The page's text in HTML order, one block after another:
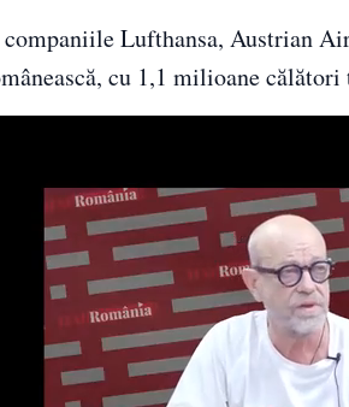
Lufthansa, Austrian
cu 1,1 milioane